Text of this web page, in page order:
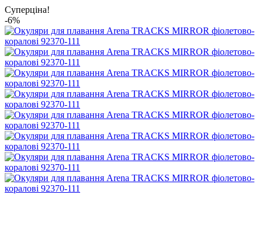
Суперціна!
-6%